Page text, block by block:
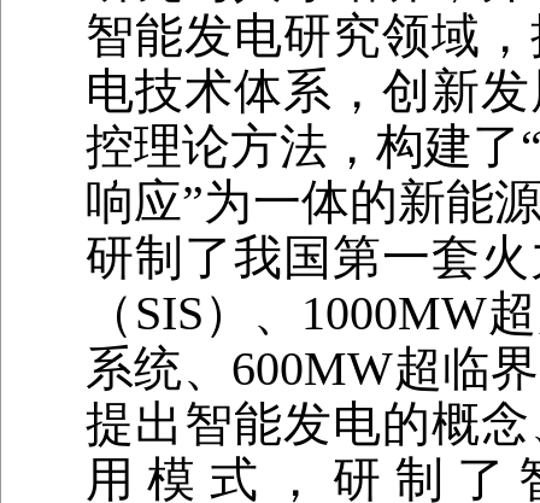
智能发电研究领域
电技术体系，创新
控理论方法，构建了
响应”为一体的新能
研制了我国第一套
（SIS）、1000MW
系统、600MW超临
提出智能发电的概
用模式，研制了